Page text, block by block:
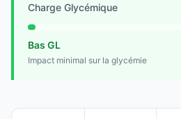
Charge Glycémique
Bas GL
Impact minimal sur la glycémie